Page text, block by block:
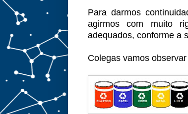
Para darmos
agirmos com muito
adequados, conforme a
Colegas vamos